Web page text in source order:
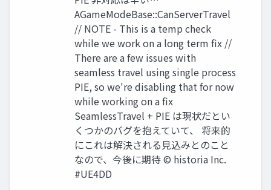
AGameModeBase::CanServerTravel
// NOTE - This is a temp check
while we work on a long term fix //
There are a few issues with
seamless travel using single process
PIE, so we're disabling that for now
while working on a fix
SeamlessTravel + PIE は現状だとい
くつかのバグを抱えていて、 将来的
にこれは解決される見込みとのこと
なので、今後に期待 © historia Inc.
#UE4DD